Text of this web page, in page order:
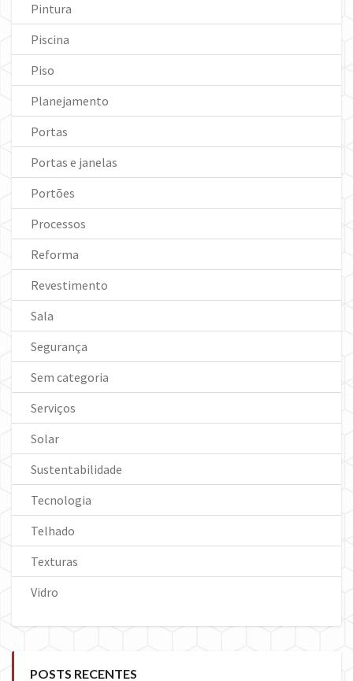
Pintura
Piscina
Piso
Planejamento
Portas
Portas e janelas
Portões
Processos
Reforma
Revestimento
Sala
Segurança
Sem categoria
Serviços
Solar
Sustentabilidade
Tecnologia
Telhado
Texturas
Vidro
POSTS RECENTES